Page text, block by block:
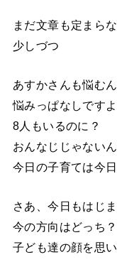
まだ文章も定まら
少しづつ
あすかさんも悩む
悩みっぱなしですよ
8人もいるのに？
おんなじじゃない
今日の子育ては今
さあ、今日もはじ
今の方向はどっち？
子ども達の顔を思